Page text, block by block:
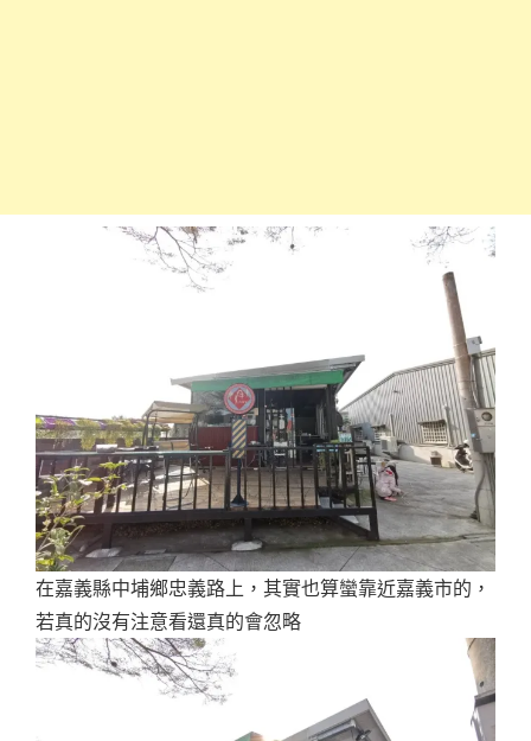
在嘉義縣中埔鄉忠義路上，其實也算蠻靠近嘉義市的，
若真的沒有注意看還真的會忽略